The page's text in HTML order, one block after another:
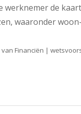
werknemer de
waaronder
van Financiën |